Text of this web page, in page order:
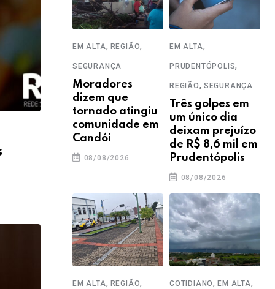
EM ALTA, REGIÃO,
SEGURANÇA
Moradores
dizem que
tornado atingiu
comunidade em
Candói
08/08/2026
EM ALTA,
PRUDENTÓPOLIS,
REGIÃO, SEGURANÇA
Três golpes em
um único dia
deixam prejuízo
de R$ 8,6 mil em
Prudentópolis
08/08/2026
EM ALTA, REGIÃO, COTIDIANO,EM ALTA,